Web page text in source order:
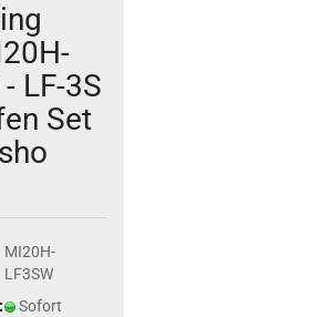
LF-3S
Set
MI20H-
LF3SW
Sofort